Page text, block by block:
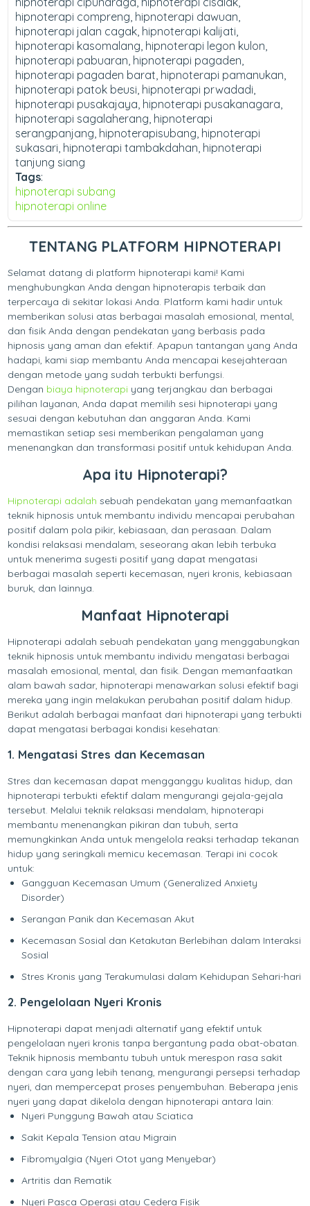
hipnoterapi compreng, hipnoterapi dawuan,
hipnoterapi jalan cagak, hipnoterapi kalijati,
hipnoterapi kasomalang, hipnoterapi legon kulon,
hipnoterapi pabuaran, hipnoterapi pagaden,
hipnoterapi pagaden barat, hipnoterapi pamanukan,
hipnoterapi patok beusi, hipnoterapi prwadadi,
hipnoterapi pusakajaya, hipnoterapi pusakanagara,
hipnoterapi sagalaherang, hipnoterapi
serangpanjang, hipnoterapisubang, hipnoterapi
sukasari, hipnoterapi tambakdahan, hipnoterapi
tanjung siang
Tags:
hipnoterapi subang
hipnoterapi online
TENTANG PLATFORM HIPNOTERAPI
Selamat datang di platform hipnoterapi kami! Kami
menghubungkan Anda dengan hipnoterapis terbaik dan
terpercaya di sekitar lokasi Anda. Platform kami hadir untuk
memberikan solusi atas berbagai masalah emosional, mental,
dan fisik Anda dengan pendekatan yang berbasis pada
hipnosis yang aman dan efektif. Apapun tantangan yang Anda
hadapi, kami siap membantu Anda mencapai kesejahteraan
dengan metode yang sudah terbukti berfungsi.
Dengan biaya hipnoterapi yang terjangkau dan berbagai
pilihan layanan, Anda dapat memilih sesi hipnoterapi yang
sesuai dengan kebutuhan dan anggaran Anda. Kami
memastikan setiap sesi memberikan pengalaman yang
menenangkan dan transformasi positif untuk kehidupan Anda.
Apa itu Hipnoterapi?
Hipnoterapi adalah sebuah pendekatan yang memanfaatkan
teknik hipnosis untuk membantu individu mencapai perubahan
positif dalam pola pikir, kebiasaan, dan perasaan. Dalam
kondisi relaksasi mendalam, seseorang akan lebih terbuka
untuk menerima sugesti positif yang dapat mengatasi
berbagai masalah seperti kecemasan, nyeri kronis, kebiasaan
buruk, dan lainnya.
Manfaat Hipnoterapi
Hipnoterapi adalah sebuah pendekatan yang menggabungkan
teknik hipnosis untuk membantu individu mengatasi berbagai
masalah emosional, mental, dan fisik. Dengan memanfaatkan
alam bawah sadar, hipnoterapi menawarkan solusi efektif bagi
mereka yang ingin melakukan perubahan positif dalam hidup.
Berikut adalah berbagai manfaat dari hipnoterapi yang terbukti
dapat mengatasi berbagai kondisi kesehatan:
1. Mengatasi Stres dan Kecemasan
Stres dan kecemasan dapat mengganggu kualitas hidup, dan
hipnoterapi terbukti efektif dalam mengurangi gejala-gejala
tersebut. Melalui teknik relaksasi mendalam, hipnoterapi
membantu menenangkan pikiran dan tubuh, serta
memungkinkan Anda untuk mengelola reaksi terhadap tekanan
hidup yang seringkali memicu kecemasan. Terapi ini cocok
untuk:
Gangguan Kecemasan Umum (Generalized Anxiety
Disorder)
Serangan Panik dan Kecemasan Akut
Kecemasan Sosial dan Ketakutan Berlebihan dalam Interaksi
Sosial
Stres Kronis yang Terakumulasi dalam Kehidupan Sehari-hari
2. Pengelolaan Nyeri Kronis
Hipnoterapi dapat menjadi alternatif yang efektif untuk
pengelolaan nyeri kronis tanpa bergantung pada obat-obatan.
Teknik hipnosis membantu tubuh untuk merespon rasa sakit
dengan cara yang lebih tenang, mengurangi persepsi terhadap
nyeri, dan mempercepat proses penyembuhan. Beberapa jenis
nyeri yang dapat dikelola dengan hipnoterapi antara lain:
Nyeri Punggung Bawah atau Sciatica
Sakit Kepala Tension atau Migrain
Fibromyalgia (Nyeri Otot yang Menyebar)
Artritis dan Rematik
Nyeri Pasca Operasi atau Cedera Fisik